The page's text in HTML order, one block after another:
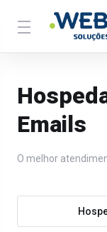
Emails
O melhor